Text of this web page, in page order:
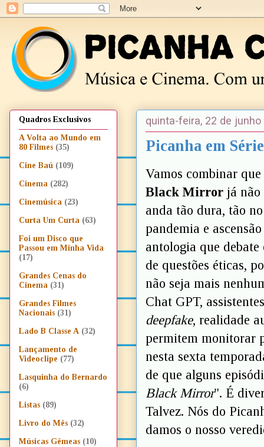
quinta-feira, 22 de junho
Picanha em
Vamos combinar
Black Mirror já não
anda tão dura, tão
pandemia e
antologia que
de questões éticas,
não seja mais
Chat GPT,
deepfake, realidade
permitem monitorar
nesta sexta
de que alguns
Black Mirror". É
Talvez. Nós do
damos o nosso
Quadros Exclusivos
A Volta ao Mundo em
80 Filmes (35)
Cine Baú (109)
Cinema (282)
Cinemúsica (23)
Curta Um Curta (63)
Foi um Disco que
Passou em Minha Vida
(17)
Grandes Cenas do
Cinema (31)
Grandes Filmes
Nacionais (31)
Lado B Classe A (32)
Lançamento de
Videoclipe (77)
Lasquinha do Bernardo
(6)
Listas (89)
Livro do Mês (32)
Músicas Gêmeas (10)